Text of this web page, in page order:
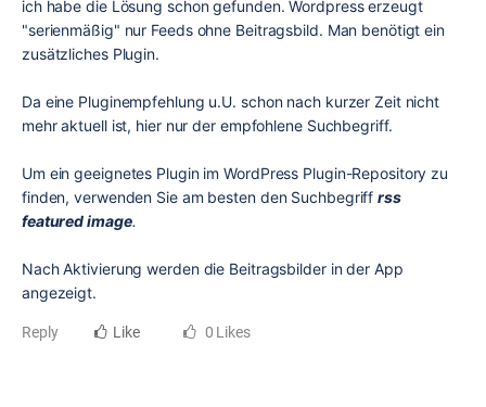
ich habe die Lösung schon gefunden. Wordpress erzeugt
"serienmäßig" nur Feeds ohne Beitragsbild. Man benötigt ein
zusätzliches Plugin.
Da eine Pluginempfehlung u.U. schon nach kurzer Zeit nicht
mehr aktuell ist, hier nur der empfohlene Suchbegriff.
Um ein geeignetes Plugin im WordPress Plugin-Repository zu
finden, verwenden Sie am besten den Suchbegriffrss
featured image.
Nach Aktivierung werden die Beitragsbilder in der App
angezeigt.
Reply Like 0 Likes